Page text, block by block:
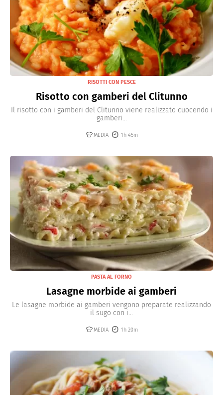
RISOTTI CON PESCE
Risotto con gamberi del Clitunno
Il risotto con i gamberi del Clitunno viene realizzato cuocendo i
gamberi...
MEDIA 1h 45m
PASTA AL FORNO
Lasagne morbide ai gamberi
Le lasagne morbide ai gamberi vengono preparate realizzando
il sugo con i...
MEDIA 1h 20m